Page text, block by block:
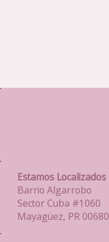
Estamos Localizados
Barrio Algarrobo
Sector Cuba #1060
Mayagüez, PR 00680